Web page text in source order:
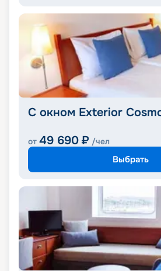
С окном Exterior
от 49 690 ₽ /чел
Выбрать